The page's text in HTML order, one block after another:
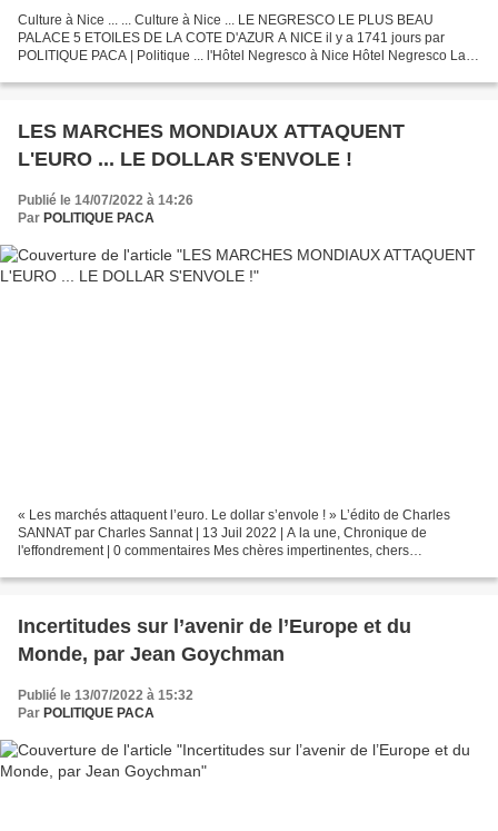
Culture à Nice ... ... Culture à Nice ... LE NEGRESCO LE PLUS BEAU
PALACE 5 ETOILES DE LA COTE D'AZUR A NICE il y a 1741 jours par
POLITIQUE PACA | Politique ... l'Hôtel Negresco à Nice Hôtel Negresco La
LES MARCHES MONDIAUX ATTAQUENT
L'EURO ... LE DOLLAR S'ENVOLE !
Publié le 14/07/2022 à 14:26
Par POLITIQUE PACA
« Les marchés attaquent l’euro. Le dollar s’envole ! » L’édito de Charles
SANNAT par Charles Sannat | 13 Juil 2022 | A la une, Chronique de
l'effondrement | 0 commentaires Mes chères impertinentes, chers
Incertitudes sur l’avenir de l’Europe et du
Monde, par Jean Goychman
Publié le 13/07/2022 à 15:32
Par POLITIQUE PACA